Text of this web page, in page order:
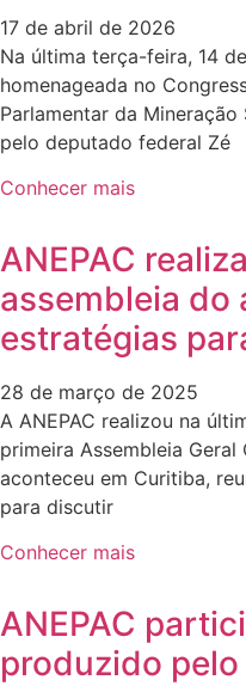
17 de abril de 2026
Na última terça-feira, 14
homenageada no
Parlamentar da
pelo deputado federal Zé
Conhecer mais
ANEPAC
assembleia do
estratégias
28 de março de 2025
A ANEPAC realizou na
primeira Assembleia
aconteceu em Curitiba,
para discutir
Conhecer mais
ANEPAC
produzido pelo